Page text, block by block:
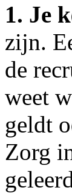
1. Je
zijn.
de
weet
geldt
Zorg